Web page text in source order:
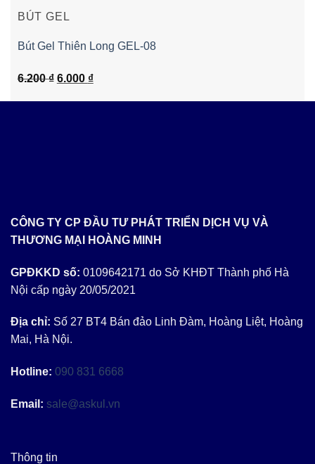
BÚT GEL
Bút Gel Thiên Long GEL-08
6.200₫ Giá
6.000 ₫Giá
CÔNG TY CP ĐẦU TƯ PHÁT TRIỂN DỊCH VỤ VÀ
THƯƠNG MẠI HOÀNG MINH
GPĐKKD số: 0109642171 do Sở KHĐT Thành phố Hà
Nội cấp ngày 20/05/2021
Địa chỉ: Số 27 BT4 Bán đảo Linh Đàm, Hoàng Liệt, Hoàng
Mai, Hà Nội.
Hotline: 090 831 6668
Email: sale@askul.vn
Thông tin